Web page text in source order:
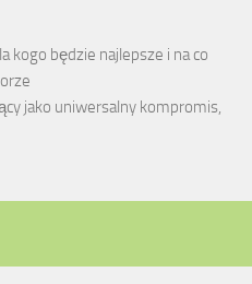
kogo będzie najlepsze i na co
jako uniwersalny kompromis,